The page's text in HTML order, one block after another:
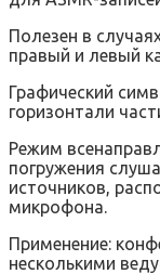
Полезен в
правый и левый
Графический
горизонтали
Режим
погружения
источников,
микрофона.
Применение:
несколькими